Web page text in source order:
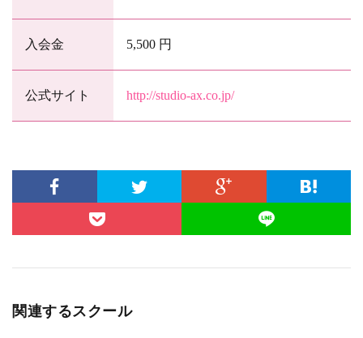
入会金 5,500 円
公式サイト http://studio-ax.co.jp/
関連するスクール